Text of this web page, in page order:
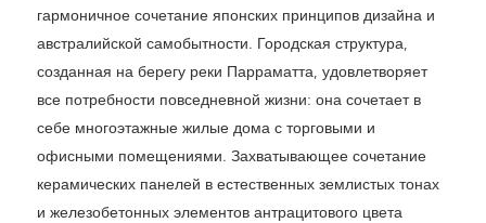
гармоничное сочетание японских принципов дизайна и
австралийской самобытности. Городская структура,
созданная на берегу реки Парраматта, удовлетворяет
все потребности повседневной жизни: она сочетает в
себе многоэтажные жилые дома с торговыми и
офисными помещениями. Захватывающее сочетание
керамических панелей в естественных землистых тонах
и железобетонных элементов антрацитового цвета